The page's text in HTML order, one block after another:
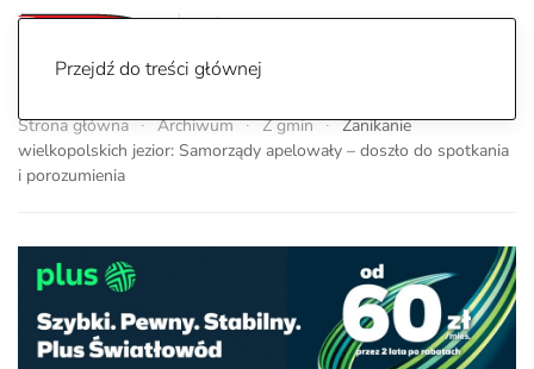
Przejdź do treści głównej
Strona główna Archiwum Z gmin
Zanikanie
wielkopolskich jezior: Samorządy apelowały – doszło do spotkania
i porozumienia